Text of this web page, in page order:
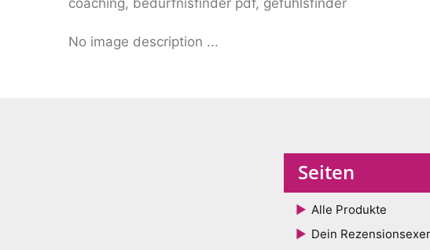
No image description ...
Seiten
Alle Produkte
Dein